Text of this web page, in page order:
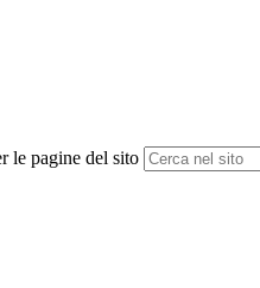
le pagine del sito